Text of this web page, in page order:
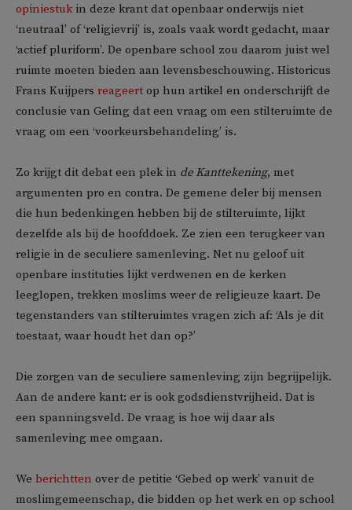
opiniestukin deze krant dat openbaar onderwijs niet
‘neutraal’ of ‘religievrij’ is, zoals vaak wordt gedacht, maar
‘actief pluriform’. De openbare school zou daarom juist wel
ruimte moeten bieden aan levensbeschouwing. Historicus
Frans Kuijpers reageert op hun artikel en onderschrijft de
conclusie van Geling dat een vraag om een stilteruimte de
vraag om een ‘voorkeursbehandeling’ is.
Zo krijgt dit debat een plek in de Kanttekening, met
argumenten pro en contra. De gemene deler bij mensen
die hun bedenkingen hebben bij de stilteruimte, lijkt
dezelfde als bij de hoofddoek. Ze zien een terugkeer van
religie in de seculiere samenleving. Net nu geloof uit
openbare instituties lijkt verdwenen en de kerken
leeglopen, trekken moslims weer de religieuze kaart. De
tegenstanders van stilteruimtes vragen zich af: ‘Als je dit
toestaat, waar houdt het dan op?’
Die zorgen van de seculiere samenleving zijn begrijpelijk.
Aan de andere kant: er is ook godsdienstvrijheid. Dat is
een spanningsveld. De vraag is hoe wij daar als
samenleving mee omgaan.
We berichtten over de petitie ‘Gebed op werk’ vanuit de
moslimgemeenschap, die bidden op het werk en op school